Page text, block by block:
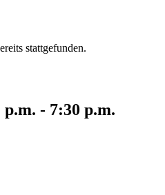
stattgefunden.
p.m. - 7:30 p.m.